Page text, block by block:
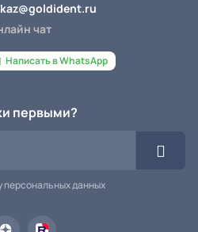
чат
Написать в WhatsApp
первыми?
персональных данных